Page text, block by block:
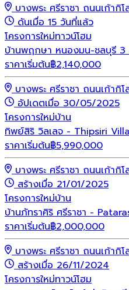
บางพระ ศรีราชา ถนนเก้ากิ
ดันเมื่อ 15 วันที่แล้ว
โครงการใหม่ทาวน์โฮม
บ้านพฤกษา หนองมน-ชลบุรี
ราคาเริ่มต้น฿2,140,000
บางพระ ศรีราชา ถนนเก้ากิ
อัปเดตเมื่อ 30/05/2025
โครงการใหม่บ้าน
ทิพย์สิริ วิลเลจ - Thipsiri
ราคาเริ่มต้น฿5,990,000
บางพระ ศรีราชา ถนนเก้ากิ
สร้างเมื่อ 21/01/2025
โครงการใหม่บ้าน
บ้านภัทราศิริ ศรีราชา -
ราคาเริ่มต้น฿2,000,000
บางพระ ศรีราชา ถนนเก้ากิ
สร้างเมื่อ 26/11/2024
โครงการใหม่ทาวน์โฮม